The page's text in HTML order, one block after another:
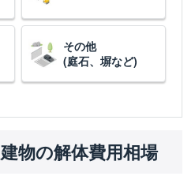
その他
(庭石、塀など)
物の解体費用相場